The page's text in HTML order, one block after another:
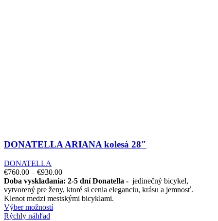
DONATELLA ARIANA kolesá 28″
DONATELLA
€760.00 – €930.00
Doba vyskladania: 2-5 dní Donatella - jedinečný bicykel,
vytvorený pre ženy, ktoré si cenia eleganciu, krásu a jemnosť.
Klenot medzi mestskými bicyklami.
Výber možností
Rýchly náhľad